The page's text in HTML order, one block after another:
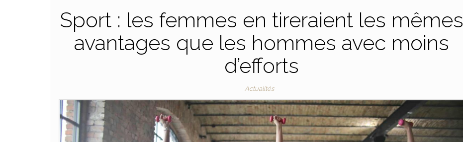
Sport : les femmes en tireraient les mêmes
avantages que les hommes avec moins
d’efforts
Actualités